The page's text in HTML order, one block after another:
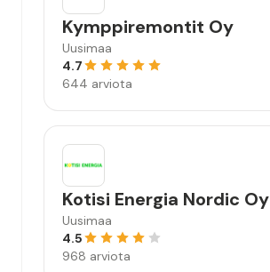
Kymppiremontit Oy
Uusimaa
4.7
644 arviota
Kotisi Energia Nordic Oy
Uusimaa
4.5
968 arviota